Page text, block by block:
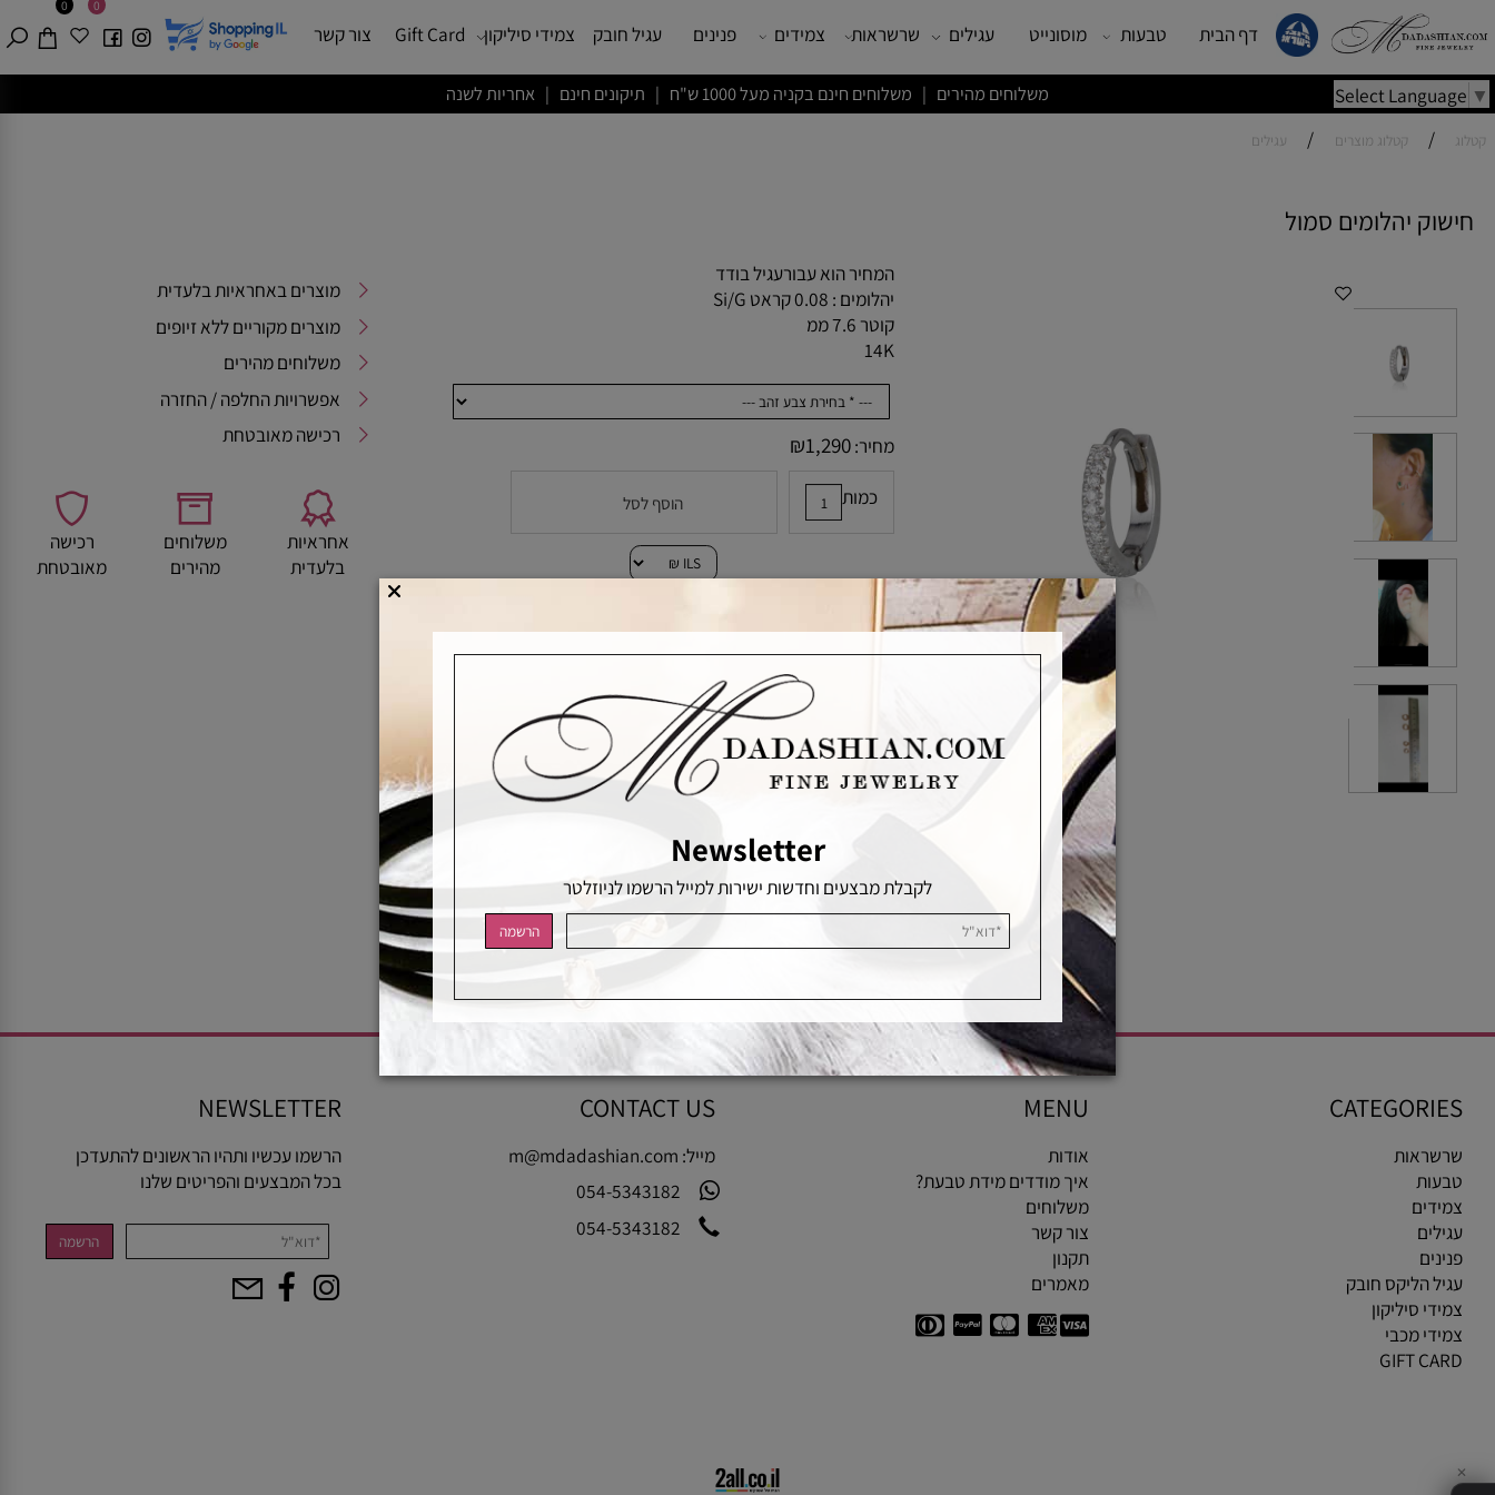
Select משלוחים מהירים | משלוחים חינם בקניה מעל 1000 ש"ח | תיקונים חינם | אחריות לשנה
0 0
דף הבית טבעות מוסונייט עגילים שרשראות צמידים פנינים עגיל חובק צמידי סיליקון Gift Card צור קשר
קטלוג מוצרים / עגילים
יהלומים סמול
המחיר הוא עבורעגיל בודד
יהלומים : 0.08 קראט Si/G
קוטר 7.6 ממ
₪ 1,290
הוסף לרשימת המשאלות
מוצרים באחראיות בלעדית
מוצרים מקוריים ללא זיופים
משלוחים מהירים
אפשרויות החלפה / החזרה
אחראיות משלוחים רכישה
הליקס חובק
סיליקון
MENU
איך מודדים מידת טבעת?
משלוחים
צור קשר
מאמרים
CONTACT US
מייל:m@mdadashian.com
054-5343182
NEWSLETTER
בכל המבצעים והפריטים שלנו
Newsletter
לקבלת מבצעים וחדשות ישירות למייל הרשמו לניוזלטר